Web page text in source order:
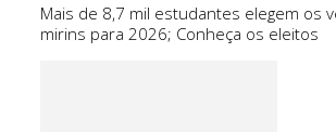
Mais de 8,7 mil estudantes elegem os
mirins para 2026; Conheça os eleitos